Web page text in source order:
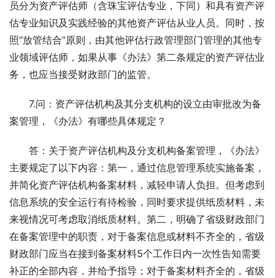
员分为资产评估师（含珠宝评估专业，下同）和具有资产评
估专业知识及实践经验的其他资产评估从业人员。同时，按
照“放管结合”原则，由其他评估行政管理部门管理的其他专
业领域评估师，如果从事《办法》第二条规定的资产评估业
务，也应当接受财政部门的监管。
7.问：资产评估机构及其分支机构的设立由审批改为备
案管理，《办法》有哪些具体规定？
答：关于资产评估机构及分支机构备案管理，《办法》
主要规定了以下内容：第一，通过信息管理系统实施备案，
并简化资产评估机构备案材料，减轻申请人负担。但考虑到
信息系统的安全运行有待检验，同时要求提供纸质材料，未
来视情况可考虑取消纸质材料。第二，明确了省级财政部门
在备案管理中的职责，对于备案信息或材料不齐全的，省级
财政部门应当在接到备案材料5个工作日内一次性告知需要
补正的全部内容，并给予指导；对于备案材料齐全的，省级